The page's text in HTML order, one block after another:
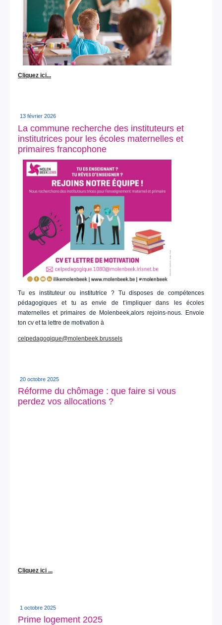
Cliquez ici...
13 février 2026
La commune recherche des instituteurs et
institutrices pour les écoles maternelles et
primaires francophone
Tu es instituteur ou institutrice ? Tu disposes de compétences
pédagogiques et tu as envie de t’impliquer dans les écoles
maternelles et primaires de Molenbeek,alors rejoins-nous. Envoie
ton cv et ta lettre de motivation à
celpedagogique@molenbeek.brussels
20 octobre 2025
Réforme du chômage : que faire si vous
perdez vos allocations ?
Cliquez ici ...
1 octobre 2025
Prime logement 2025